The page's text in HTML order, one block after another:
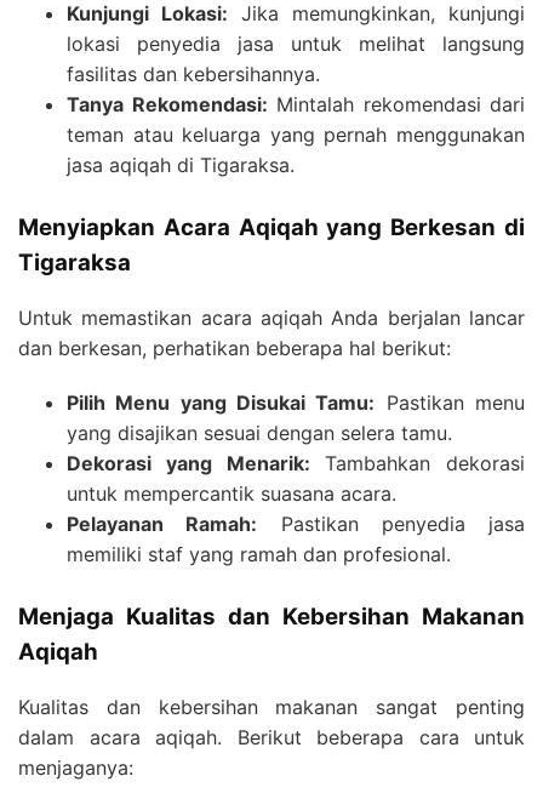
Kunjungi Lokasi: Jika memungkinkan, kunjungi
lokasi penyedia jasa untuk melihat langsung
fasilitas dan kebersihannya.
Tanya Rekomendasi: Mintalah rekomendasi dari
teman atau keluarga yang pernah menggunakan
jasa aqiqah di Tigaraksa.
Menyiapkan Acara Aqiqah yang Berkesan di
Tigaraksa
Untuk memastikan acara aqiqah Anda berjalan lancar
dan berkesan, perhatikan beberapa hal berikut:
Pilih Menu yang Disukai Tamu: Pastikan menu
yang disajikan sesuai dengan selera tamu.
Dekorasi yang Menarik: Tambahkan dekorasi
untuk mempercantik suasana acara.
Pelayanan Ramah: Pastikan penyedia jasa
memiliki staf yang ramah dan profesional.
Menjaga Kualitas dan Kebersihan Makanan
Aqiqah
Kualitas dan kebersihan makanan sangat penting
dalam acara aqiqah. Berikut beberapa cara untuk
menjaganya: